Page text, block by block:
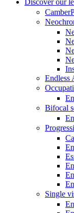
Discover our
Endless
Bifocal
Single